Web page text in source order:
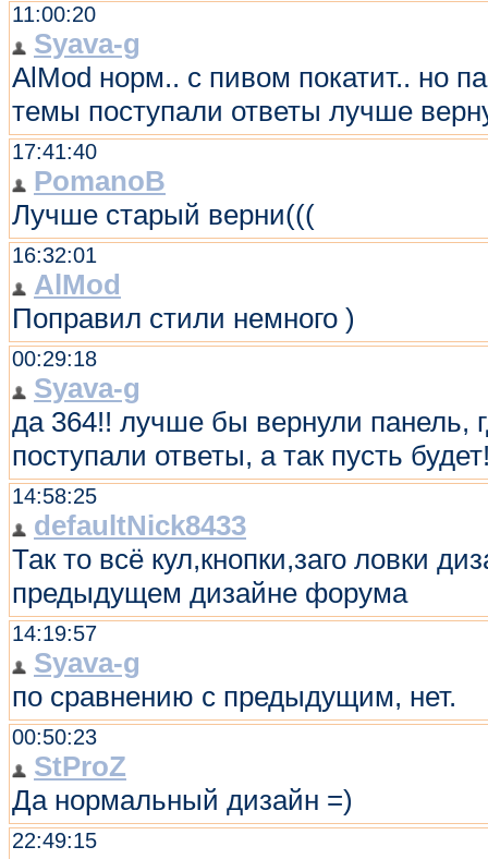
11:00:20
Syava-g
AlMod норм.. с пивом покатит.. но
темы поступали ответы лучше
17:41:40
PomanoB
Лучше старый верни(((
16:32:01
AlMod
Поправил стили немного )
00:29:18
Syava-g
да 364!! лучше бы вернули панель,
поступали ответы, а так пусть
14:58:25
defaultNick8433
Так то всё кул,кнопки,заго ловки
предыдущем дизайне форума
14:19:57
Syava-g
по сравнению с предыдущим, нет.
00:50:23
StProZ
Да нормальный дизайн =)
22:49:15